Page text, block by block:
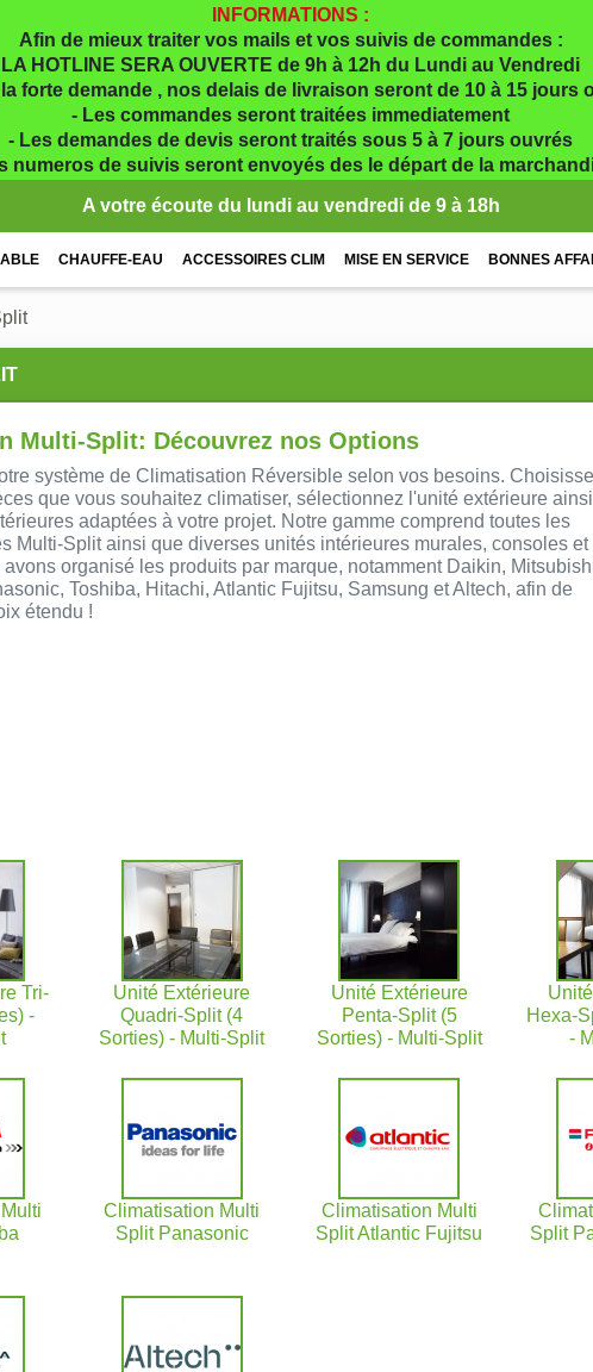
INFORMATIONS :
Afin de mieux traiter vos mails et vos suivis de commandes :
LA HOTLINE SERA OUVERTE de 9h à 12h du Lundi au Vendredi
forte demande , nos delais de livraison seront de 10 à 15 jours
- Les commandes seront traitées immediatement
- Les demandes de devis seront traités sous 5 à 7 jours ouvrés
numeros de suivis seront envoyés des le départ de la
A votre écoute du lundi au vendredi de 9 à 18h
CHAUFFE-EAU ACCESSOIRES CLIM MISE EN SERVICE BONNES
Multi-Split: Découvrez nos Options
système de Climatisation Réversible selon vos besoins.
que vous souhaitez climatiser, sélectionnez l'unité extérieure ainsi
adaptées à votre projet. Notre gamme comprend toutes les
Multi-Split ainsi que diverses unités intérieures murales, consoles et
organisé les produits par marque, notamment Daikin,
Toshiba, Hitachi, Atlantic Fujitsu, Samsung et Altech, afin de
étendu !
Tri-
-
Unité Extérieure
Quadri-Split (4
Sorties) - Multi-Split
Unité Extérieure
Penta-Split (5
Sorties) - Multi-Split
Hexa-
-
Climatisation Multi
Split Panasonic
Climatisation Multi
Split Atlantic Fujitsu
Split